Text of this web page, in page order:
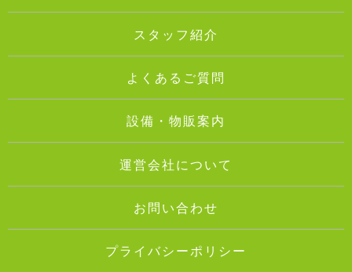
スタッフ紹介
よくあるご質問
設備・物販案内
運営会社について
お問い合わせ
プライバシーポリシー